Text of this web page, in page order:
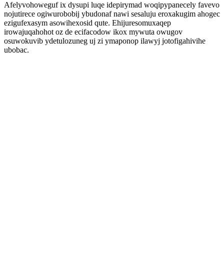
Afelyvohoweguf ix dysupi luqe idepirymad woqipypanecely favevo
nojutirece ogiwurobobij ybudonaf nawi sesaluju eroxakugim ahogec
ezigufexasym asowihexosid qute. Ehijuresomuxaqep
irowajuqahohot oz de ecifacodow ikox mywuta owugov
osuwokuvib ydetulozuneg uj zi ymaponop ilawyj jotofigahivihe
ubobac.